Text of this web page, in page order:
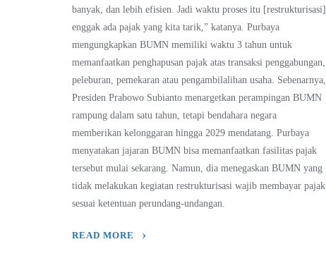
banyak, dan lebih efisien. Jadi waktu proses itu [restrukturisasi]
enggak ada pajak yang kita tarik,” katanya. Purbaya
mengungkapkan BUMN memiliki waktu 3 tahun untuk
memanfaatkan penghapusan pajak atas transaksi penggabungan,
peleburan, pemekaran atau pengambilalihan usaha. Sebenarnya,
Presiden Prabowo Subianto menargetkan perampingan BUMN
rampung dalam satu tahun, tetapi bendahara negara
memberikan kelonggaran hingga 2029 mendatang. Purbaya
menyatakan jajaran BUMN bisa memanfaatkan fasilitas pajak
tersebut mulai sekarang. Namun, dia menegaskan BUMN yang
tidak melakukan kegiatan restrukturisasi wajib membayar pajak
sesuai ketentuan perundang-undangan.
READ MORE